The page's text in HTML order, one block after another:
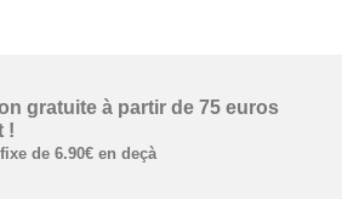
gratuite à partir­ de ­75 euros
!
de 6.90€ en deçà